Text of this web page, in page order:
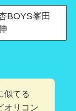
BOYS峯田
似てる
オリコン